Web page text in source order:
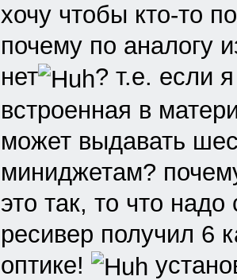
хочу чтобы кто-то
почему по аналогу
нет
? т.е. если
встроенная в
может выдавать
миниджетам?
это так, то что
ресивер получил 6
оптике!